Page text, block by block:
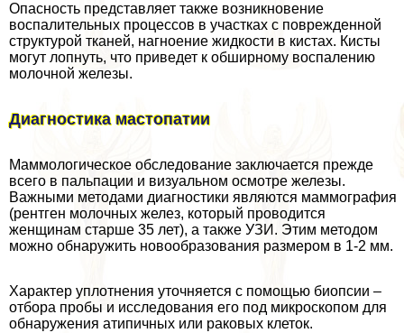
Опасность представляет также возникновение
воспалительных процессов в участках с поврежденной
структурой тканей, нагноение жидкости в кистах. Кисты
могут лопнуть, что приведет к обширному воспалению
молочной железы.
Диагностика мастопатии
Маммологическое обследование заключается прежде
всего в пальпации и визуальном осмотре железы.
Важными методами диагностики являются маммография
(рентген молочных желез, который проводится
женщинам старше 35 лет), а также УЗИ. Этим методом
можно обнаружить новообразования размером в 1-2 мм.
Хаpaктер уплотнения уточняется с помощью биопсии –
отбора пробы и исследования его под микроскопом для
обнаружения атипичных или paковых клеток.